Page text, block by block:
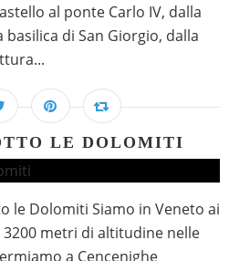
al ponte Carlo IV, dalla
di San Giorgio, dalla
LE DOLOMITI
le Dolomiti Siamo in Veneto ai
metri di altitudine nelle
a Cencenighe